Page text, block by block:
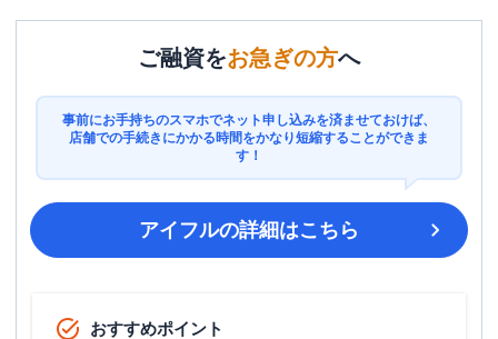
ご融資をお急ぎの方へ
事前にお手持ちのスマホでネット申し込みを済ませておけば、
店舗での手続きにかかる時間をかなり短縮することができま
す！
アイフルの詳細はこちら
おすすめポイント